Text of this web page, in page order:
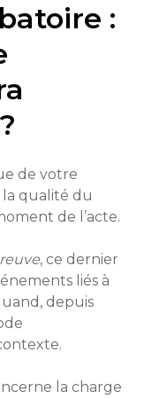
:
de votre
qualité du
de l’acte.
, ce dernier
liés à
depuis
la charge